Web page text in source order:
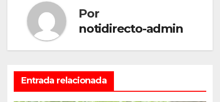
Por
notidirecto-admin
Entrada relacionada